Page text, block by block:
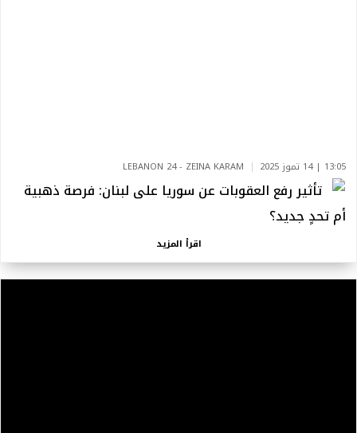
13:05 | 14 تموز 2025 LEBANON 24 - ZEINA KARAM
تأثير رفع العقوبات عن سوريا على لبنان: فرصة ذهبية
أم تحدٍ جديد؟
اقرأ المزيد